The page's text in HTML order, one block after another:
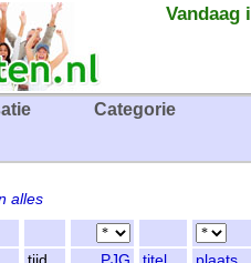
Vandaag
Categorie
alles